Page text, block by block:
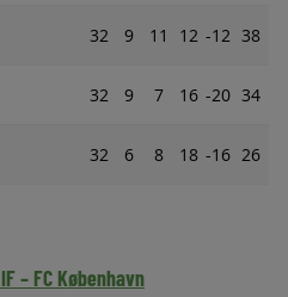
32 9 11 12 -12 38
32 9 7 16 -20 34
32 6 8 18 -16 26
– FC København